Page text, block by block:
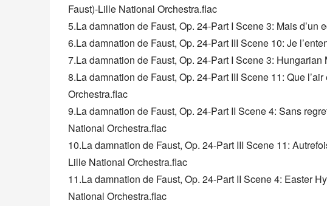
Faust)-Lille National Orchestra.flac
5.La damnation de Faust, Op. 24-Part I Scene 3: Mais
6.La damnation de Faust, Op. 24-Part III Scene 10: Je
7.La damnation de Faust, Op. 24-Part I Scene 3:
8.La damnation de Faust, Op. 24-Part III Scene 11: Que
Orchestra.flac
9.La damnation de Faust, Op. 24-Part II Scene 4: Sans
National Orchestra.flac
10.La damnation de Faust, Op. 24-Part III Scene 11:
Lille National Orchestra.flac
11.La damnation de Faust, Op. 24-Part II Scene 4: Easter
National Orchestra.flac